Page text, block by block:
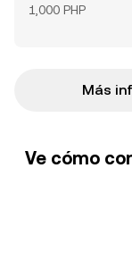
1,000 PHP
Más
Ve cómo